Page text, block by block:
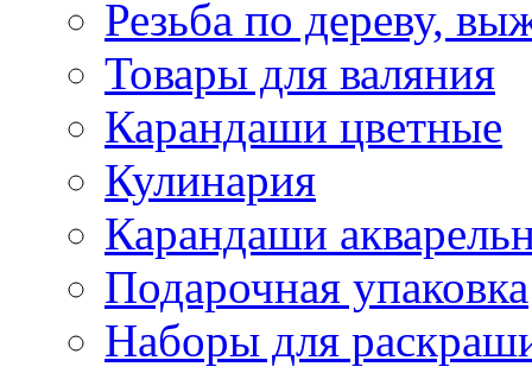
Резьба по дереву,
Товары для валяния
Карандаши цветные
Кулинария
Карандаши
Подарочная упаковка
Наборы для